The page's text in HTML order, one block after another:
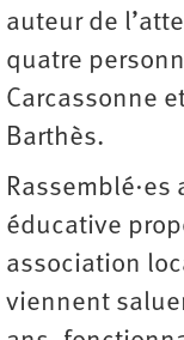
auteur de
quatre
Carcassonne
Barthès.
éducative
association
viennent